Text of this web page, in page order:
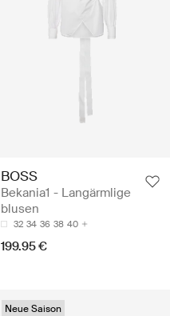
BOSS
Bekania1 - Langärmlige
blusen
32 34 36 38 40
199.95 €
Neue Saison